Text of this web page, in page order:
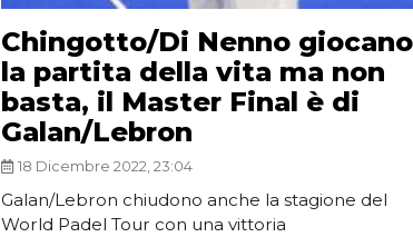
Chingotto/Di Nenno giocano
la partita della vita ma non
basta, il Master Final è di
Galan/Lebron
18 Dicembre 2022, 23:04
Galan/Lebron chiudono anche la stagione del
World Padel Tour con una vittoria